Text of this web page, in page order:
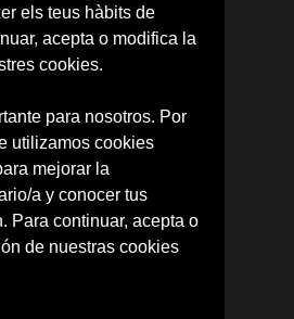
els teus hàbits de
acepta o modifica la
cookies.
para nosotros. Por
utilizamos cookies
mejorar la
a y conocer tus
Para continuar, acepta o
de nuestras cookies